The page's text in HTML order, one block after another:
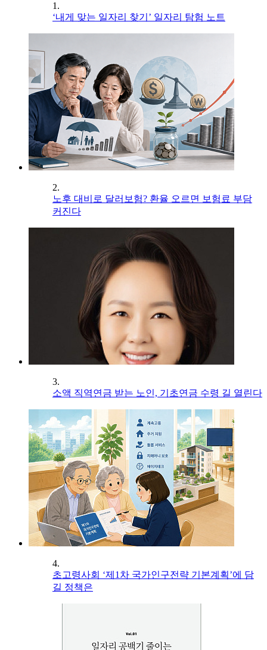
1.
‘내게 맞는 일자리 찾기’ 일자리 탐험 노트
2.
노후 대비로 달러보험? 환율 오르면 보험료 부담
커진다
3.
소액 직역연금 받는 노인, 기초연금 수령 길 열린다
4.
초고령사회 ‘제1차 국가인구전략 기본계획’에 담
길 정책은